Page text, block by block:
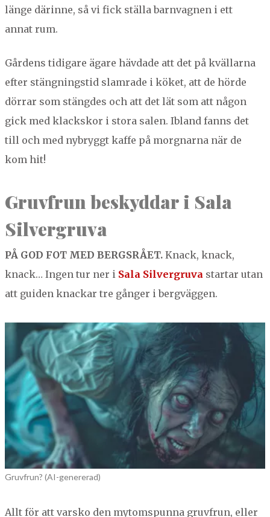
länge därinne, så vi fick stäl­la barn­vagnen i ett
annat rum.
Går­dens tidi­gare ägare häv­dade att det på kväl­lar­na
efter stängn­ingstid slam­rade i köket, att de hörde
dör­rar som stängdes och att det lät som att någon
gick med klack­skor i sto­ra salen. Ibland fanns det
till och med nybryg­gt kaffe på morgnar­na när de
kom hit!
Gru­vfrun besky­d­dar i Sala
Silvergruva
PÅ GOD FOT MED BERGSRÅET. Knack, knack,
knack… Ingen tur ner i Sala Sil­ver­gru­va star­tar utan
att guiden knackar tre gånger i bergväggen.
Gruvfrun? (AI-genererad)
Allt för att varsko den mytom­spun­na gru­vfrun, eller